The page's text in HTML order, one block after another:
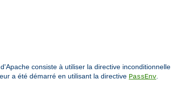
consiste à utiliser la directive inconditionnelle
a été démarré en utilisant la directive PassEnv